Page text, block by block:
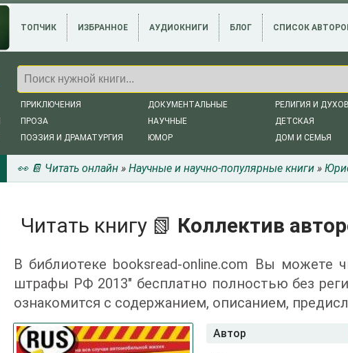
ТОПЧИК ИЗБРАННОЕ АУДИОКНИГИ БЛОГ СПИСОК
ПРИКЛЮЧЕНИЯ
ПРОЗА
ПОЭЗИЯ И ДРАМАТУРГИЯ
ДОКУМЕНТАЛЬНЫЕ
НАУЧНЫЕ
ЮМОР
РЕЛИГИЯ И
ДЕТСКАЯ
ДОМ И СЕМЬЯ
👀 📔 Читать онлайн » Научные и научно-популярные книги »
Читать книгу 📗 Коллектив
В библиотеке booksread-online.com Вы можете
штрафы РФ 2013" бесплатно полностью без
ознакомится с содержанием, описанием,
Автор